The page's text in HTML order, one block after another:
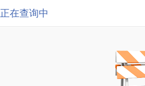
正在查询中